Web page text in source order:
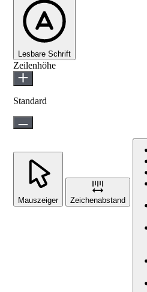
Lesbare Schrift
Zeilenhöhe
Standard
Mauszeiger Zeichenabstand